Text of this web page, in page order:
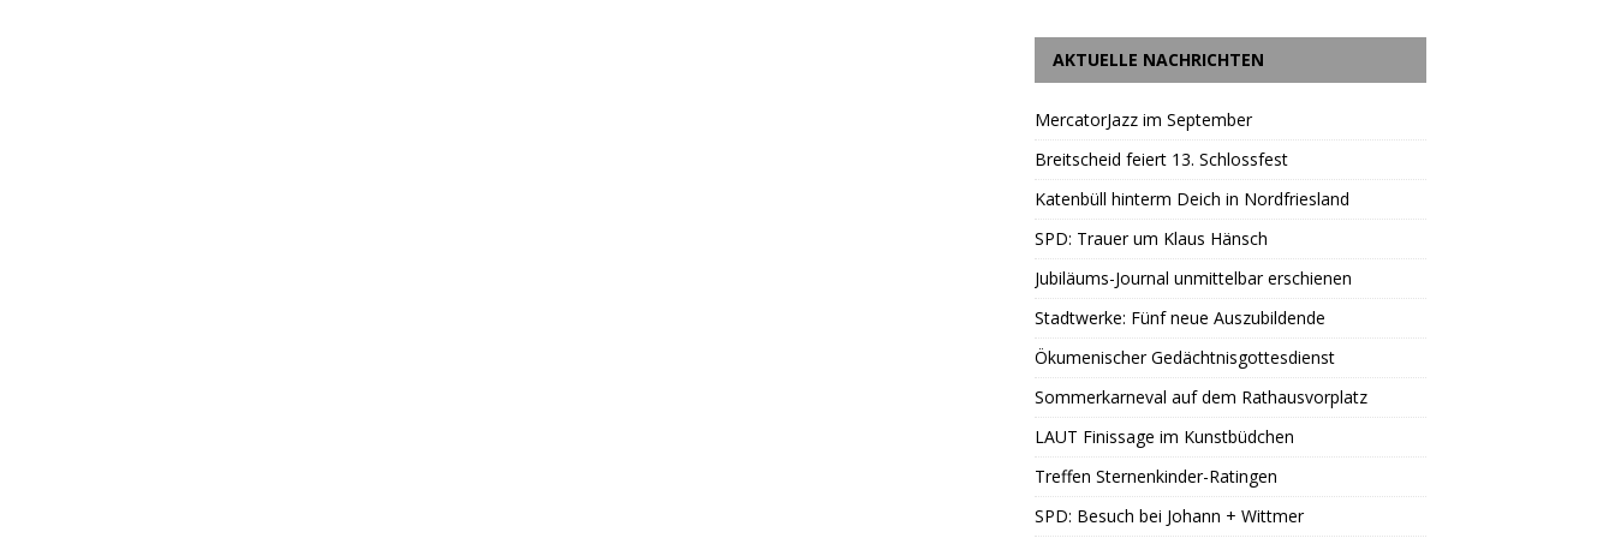
AKTUELLE NACHRICHTEN
MercatorJazz im September
Breitscheid feiert 13. Schlossfest
Katenbüll hinterm Deich in Nordfriesland
SPD: Trauer um Klaus Hänsch
Jubiläums-Journal unmittelbar erschienen
Stadtwerke: Fünf neue Auszubildende
Ökumenischer Gedächtnisgottesdienst
Sommerkarneval auf dem Rathausvorplatz
LAUT Finissage im Kunstbüdchen
Treffen Sternenkinder-Ratingen
SPD: Besuch bei Johann + Wittmer